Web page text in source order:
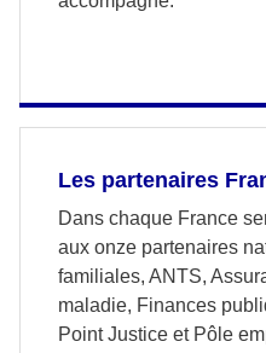
Les partenaires
Dans chaque France
aux onze partenaires
familiales, ANTS,
maladie, Finances
Point Justice et Pôle